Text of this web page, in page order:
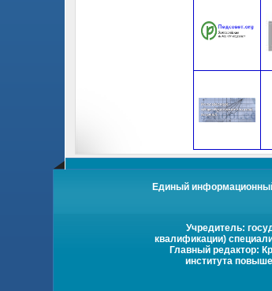
Единый
Учредитель:
квалификации)
Главный редактор:
института